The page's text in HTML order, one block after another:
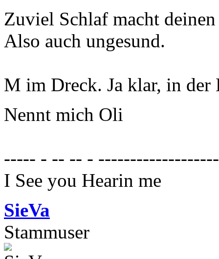
Zuviel Schlaf macht
Also auch ungesund.
M im Dreck. Ja klar, in der
Nennt mich Oli
----- - -- -- -
I See you Hearin me
SieVa
Stammuser